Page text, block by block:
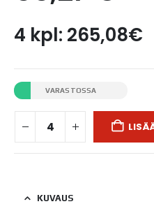
4 kpl: 265,08€
VARASTOSSA
KUVAUS